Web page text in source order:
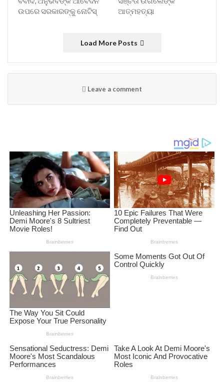
ଉପରେ ସରକାରଙ୍କୁ ନୋଟିସ୍
ଆତ୍ମହତ୍ୟା
Load More Posts
Leave a comment